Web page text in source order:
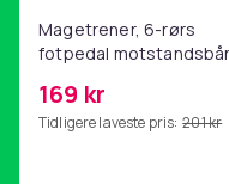
Magetrener, 6-rørs
fotpedal
yoga og
hjemmegymnastikk Pink
169 kr
Tidligere laveste pris: 201 kr